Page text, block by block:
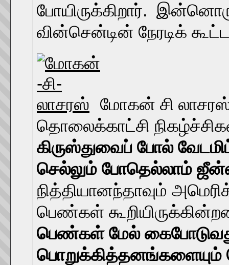
போயிருக்கிறார்.
வின்சென்டின் நேரடிக்
மோகன் சி
தொலைக்காட்சி
கிருஸ்துவைப் போல்
செல்லும் போதெல்லாம்
நித்தியானந்தாவும்
பெண்கள்
பெண்கள் மேல்
பொறுக்கித்தனங்களையும்